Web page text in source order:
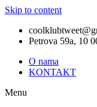
Skip to content
Petrova 59a, 10
O nama
KONTAKT
Menu